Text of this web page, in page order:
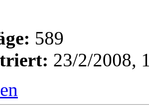
589
23/2/2008,